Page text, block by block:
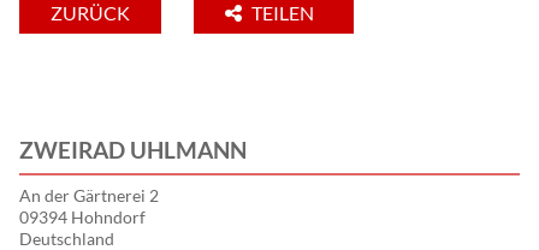
ZURÜCK TEILEN
ZWEIRAD UHLMANN
An der Gärtnerei 2
09394 Hohndorf
Deutschland